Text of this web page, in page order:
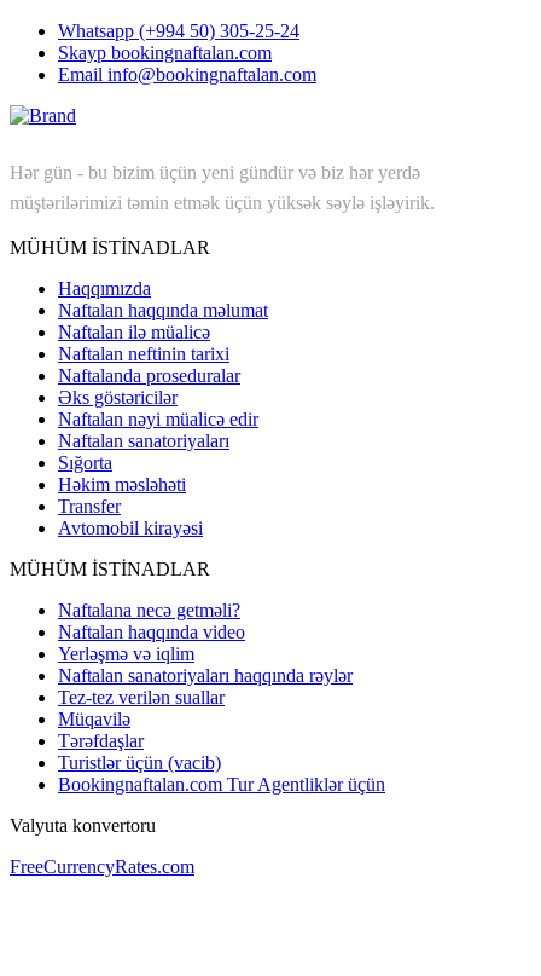
Whatsapp (+994 50) 305-25-24
Skayp bookingnaftalan.com
Email info@bookingnaftalan.com
Hər gün - bu bizim üçün yeni gündür və biz hər yerdə
müştərilərimizi təmin etmək üçün yüksək səylə işləyirik.
MÜHÜM İSTİNADLAR
Haqqımızda
Naftalan haqqında məlumat
Naftalan ilə müalicə
Naftalan neftinin tarixi
Naftalanda proseduralar
Əks göstəricilər
Naftalan nəyi müalicə edir
Naftalan sanatoriyaları
Sığorta
Həkim məsləhəti
Transfer
Avtomobil kirayəsi
MÜHÜM İSTİNADLAR
Naftalana necə getməli?
Naftalan haqqında video
Yerləşmə və iqlim
Naftalan sanatoriyaları haqqında rəylər
Tez-tez verilən suallar
Müqavilə
Tərəfdaşlar
Turistlər üçün (vacib)
Bookingnaftalan.com Tur Agentliklər üçün
Valyuta konvertoru
FreeCurrencyRates.com